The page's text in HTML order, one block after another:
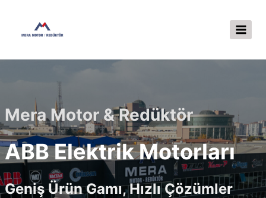
content
Mera Motor & Redüktör
ABB Elektrik Motorları
Geniş Ürün Gamı, Hızlı Çözümler